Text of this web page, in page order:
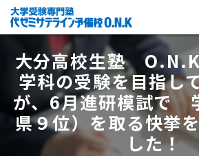
大分高校生塾
学科の受験を目指し
が、6月進研模試で
県９位）を取る快挙
した！